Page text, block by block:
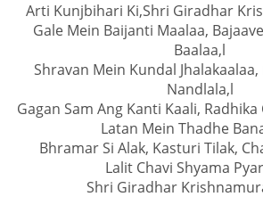
Arti Kunjbihari Ki,Shri Giradhar
Gale Mein Baijanti Maalaa,
Baalaa,l
Shravan Mein Kundal
Nandlala,l
Gagan Sam Ang Kanti Kaali, Radhika
Latan Mein Thadhe
Bhramar Si Alak, Kasturi Tilak,
Lalit Chavi Shyama
Shri Giradhar